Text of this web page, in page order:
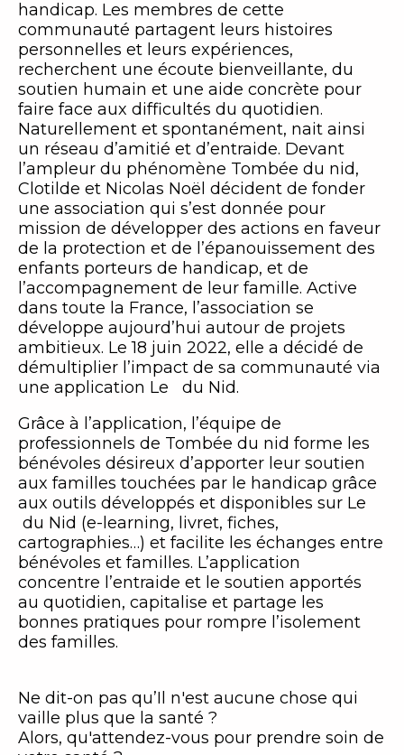
handicap. Les membres de cette
communauté partagent leurs histoires
personnelles et leurs expériences,
recherchent une écoute bienveillante, du
soutien humain et une aide concrète pour
faire face aux difficultés du quotidien.
Naturellement et spontanément, nait ainsi
un réseau d’amitié et d’entraide. Devant
l’ampleur du phénomène Tombée du nid,
Clotilde et Nicolas Noël décident de fonder
une association qui s’est donnée pour
mission de développer des actions en faveur
de la protection et de l’épanouissement des
enfants porteurs de handicap, et de
l’accompagnement de leur famille. Active
dans toute la France, l’association se
développe aujourd’hui autour de projets
ambitieux. Le 18 juin 2022, elle a décidé de
démultiplier l’impact de sa communauté via
une application Le du Nid.
Grâce à l’application, l’équipe de
professionnels de Tombée du nid forme les
bénévoles désireux d’apporter leur soutien
aux familles touchées par le handicap grâce
aux outils développés et disponibles sur Le
du Nid (e-learning, livret, fiches,
cartographies…) et facilite les échanges entre
bénévoles et familles. L’application
concentre l’entraide et le soutien apportés
au quotidien, capitalise et partage les
bonnes pratiques pour rompre l’isolement
des familles.
Ne dit-on pas qu’Il n'est aucune chose qui
vaille plus que la santé ?
Alors, qu'attendez-vous pour prendre soin de